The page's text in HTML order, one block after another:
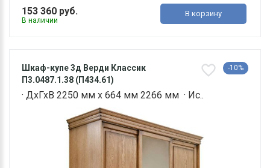
153 360 руб.
В наличии
В корзину
Шкаф-купе 3д Верди Классик
П3.0487.1.38 (П434.61)
-10%
· ДхГхВ 2250 мм х 664 мм 2266 мм · Ис..